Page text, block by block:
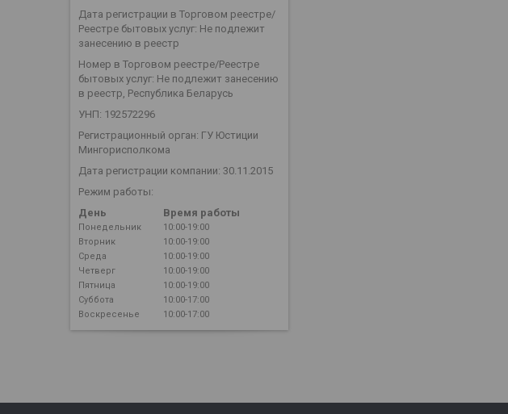
Дата регистрации в Торговом реестре/
Реестре бытовых услуг: Не подлежит
занесению в реестр
Номер в Торговом реестре/Реестре
бытовых услуг: Не подлежит занесению
в реестр, Республика Беларусь
УНП: 192572296
Регистрационный орган: ГУ Юстиции
Мингорисполкома
Дата регистрации компании: 30.11.2015
Режим работы:
День
Время работы
Понедельник
10:00-19:00
Вторник
10:00-19:00
Среда
10:00-19:00
Четверг
10:00-19:00
Пятница
10:00-19:00
Суббота
10:00-17:00
Воскресенье
10:00-17:00